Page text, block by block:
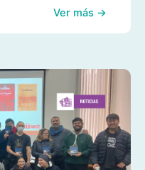
Ver más →